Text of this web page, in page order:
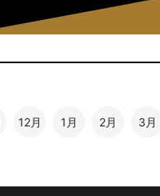
12月 1月 2月 3月